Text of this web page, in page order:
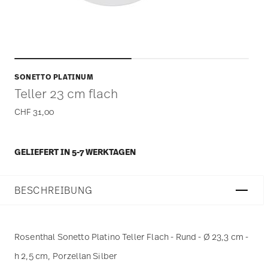
SONETTO PLATINUM
Teller 23 cm flach
CHF 31,00
GELIEFERT IN 5-7 WERKTAGEN
BESCHREIBUNG
Rosenthal Sonetto Platino Teller Flach - Rund - Ø 23,3 cm -
h 2,5 cm, Porzellan Silber